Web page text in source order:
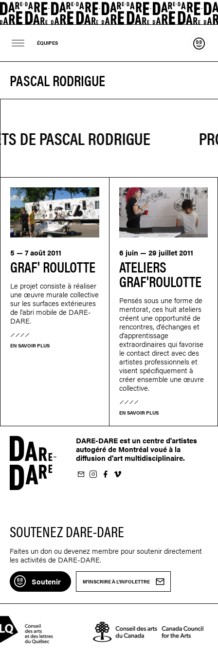
ÉQUIPES
PASCAL RODRIGUE
GRAF' ROULOTTE
5 — 7 août 2011
Le projet consiste à réaliser
une œuvre murale collective
sur les surfaces extérieures
de l’abri mobile de DARE-
DARE.
EN SAVOIR PLUS
ATELIERS
GRAF'ROULOTTE
6 juin — 29 juillet 2011
Pensés sous une forme de
mentorat, ces huit ateliers
créent une opportunité de
rencontres, d’échanges et
d’apprentissage
extraordinaires qui favorise
le contact direct avec des
artistes professionnels et
visent spécifiquement à
créer ensemble une œuvre
collective.
EN SAVOIR PLUS
DARE-DARE est un centre d'artistes
autogéré de Montréal voué à la
diffusion d'art multidisciplinaire.
sur Instagram
sur Facebook
nous sur Vimeo
SOUTENEZ DARE-DARE
Faites un don ou devenez membre pour soutenir directement
les activités de DARE-DARE.
Soutenir M'INSCRIRE À L'INFOLETTRE